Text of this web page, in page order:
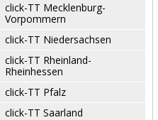
click-TT Mecklenburg-
Vorpommern
click-TT Niedersachsen
click-TT Rheinland-
Rheinhessen
click-TT Pfalz
click-TT Saarland